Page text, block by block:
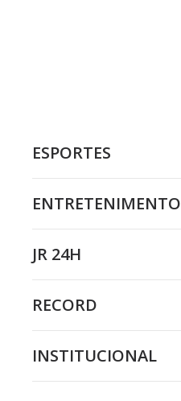
ESPORTES
ENTRETENIMENTO
JR 24H
RECORD
INSTITUCIONAL